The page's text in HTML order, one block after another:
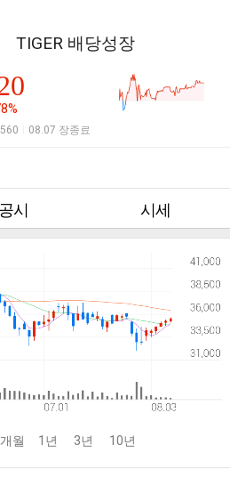
TIGER 배당성장
08.07 장종료
시 시세
월 1년 3년 10년